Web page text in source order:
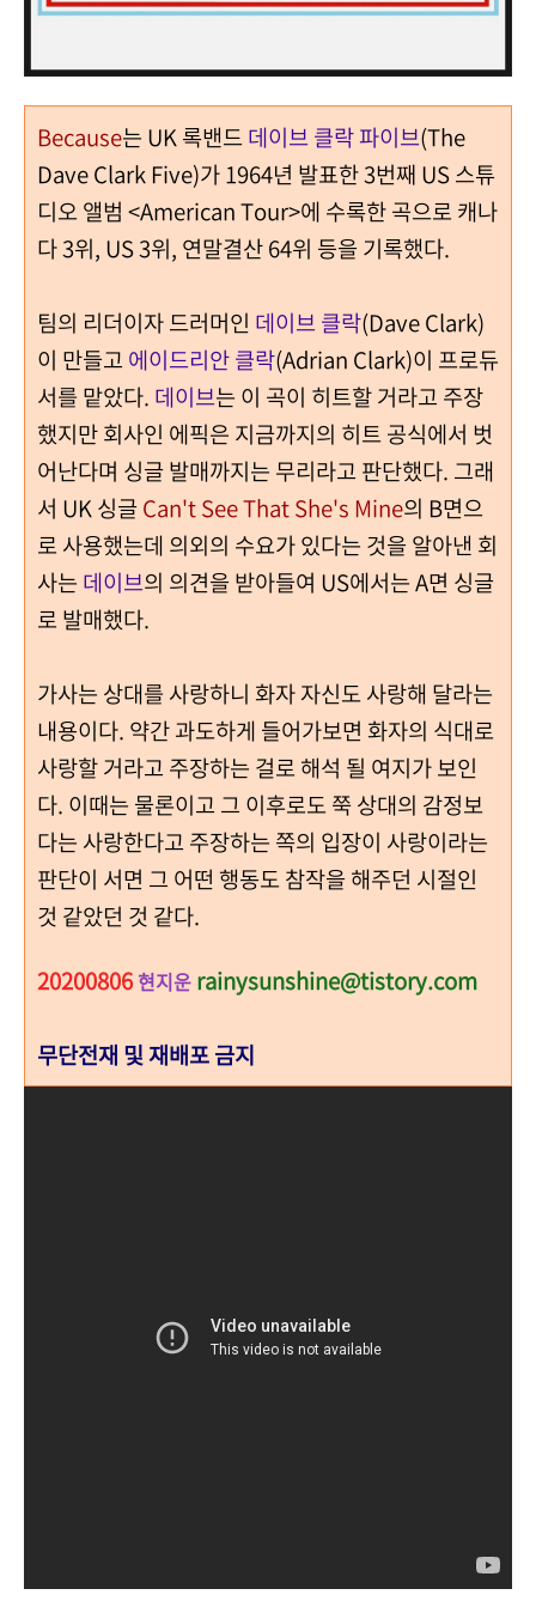
Because는 UK 록밴드데이브 클락 파이브(The
Dave Clark Five)가 1964년 발표한 3번째 US 스튜
디오 앨범 <American Tour>에 수록한 곡으로 캐나
다 3위, US 3위, 연말결산 64위 등을 기록했다.
팀의 리더이자 드러머인 데이브 클락(Dave Clark)
이 만들고 에이드리안 클락(Adrian Clark)이 프로듀
서를 맡았다. 데이브는 이 곡이 히트할 거라고 주장
했지만 회사인 에픽은 지금까지의 히트 공식에서 벗
어난다며 싱글 발매까지는 무리라고 판단했다. 그래
서 UK 싱글Can't See That She's Mine의 B면으
로 사용했는데 의외의 수요가 있다는 것을 알아낸 회
사는 데이브의 의견을 받아들여 US에서는 A면 싱글
로 발매했다.
가사는 상대를 사랑하니 화자 자신도 사랑해 달라는
내용이다. 약간 과도하게 들어가보면 화자의 식대로
사랑할 거라고 주장하는 걸로 해석 될 여지가 보인
다. 이때는 물론이고 그 이후로도 쭉 상대의 감정보
다는 사랑한다고 주장하는 쪽의 입장이 사랑이라는
판단이 서면 그 어떤 행동도 참작을 해주던 시절인
것 같았던 것 같다.
20200806현지운 rainysunshine@tistory.com
무단전재 및 재배포 금지